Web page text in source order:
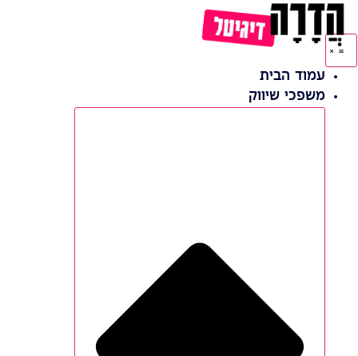
דלג
עמוד הבית
משפכי שיווק